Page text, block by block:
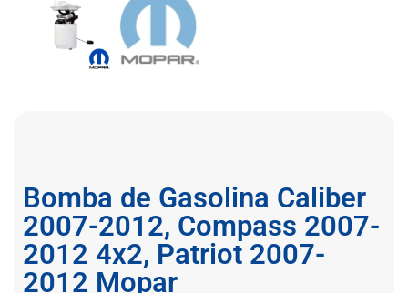
Bomba de Gasolina Caliber
2007-2012, Compass 2007-
2012 4x2, Patriot 2007-
2012 Mopar